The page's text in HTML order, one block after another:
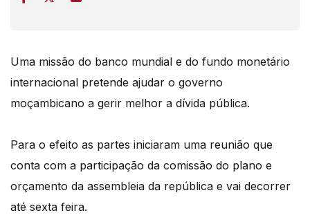
Uma missão do banco mundial e do fundo monetário
internacional pretende ajudar o governo
moçambicano a gerir melhor a dívida pública.
Para o efeito as partes iniciaram uma reunião que
conta com a participação da comissão do plano e
orçamento da assembleia da república e vai decorrer
até sexta feira.